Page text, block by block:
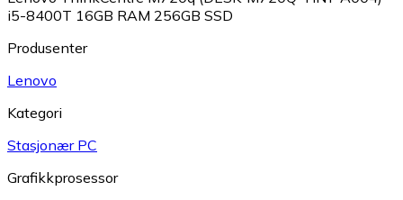
i5-8400T 16GB RAM 256GB SSD
Produsenter
Lenovo
Kategori
Stasjonær PC
Grafikkprosessor